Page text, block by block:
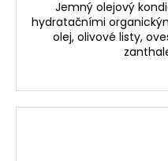
Jemný olejový
hydratačními
olej, olivové listy,